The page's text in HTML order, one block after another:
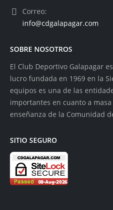
Correo:
info@cdgalapagar.com
SOBRE NOSOTROS
El Club Deportivo Galapagar
lucro fundada en 1969 en la
equipos es una de las
importantes en cuanto a
enseñanza de la Comunidad
SITIO SEGURO